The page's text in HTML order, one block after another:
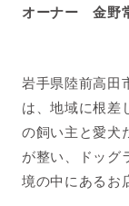
オーナー 金野
岩手県陸前高田
は、地域に根差
の飼い主と愛犬
が整い、ドッグ
境の中にあるお